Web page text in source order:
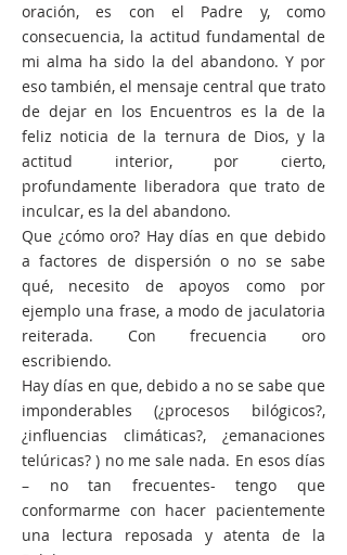
oración, es con el Padre y, como
consecuencia, la actitud fundamental de
mi alma ha sido la del abandono. Y por
eso también, el mensaje central que trato
de dejar en los Encuentros es la de la
feliz noticia de la ternura de Dios, y la
actitud interior, por cierto,
profundamente liberadora que trato de
inculcar, es la del abandono.
Que ¿cómo oro? Hay días en que debido
a factores de dispersión o no se sabe
qué, necesito de apoyos como por
ejemplo una frase, a modo de jaculatoria
reiterada. Con frecuencia oro
escribiendo.
Hay días en que, debido a no se sabe que
imponderables (¿procesos bilógicos?,
¿influencias climáticas?, ¿emanaciones
telúricas? ) no me sale nada. En esos días
– no tan frecuentes- tengo que
conformarme con hacer pacientemente
una lectura reposada y atenta de la